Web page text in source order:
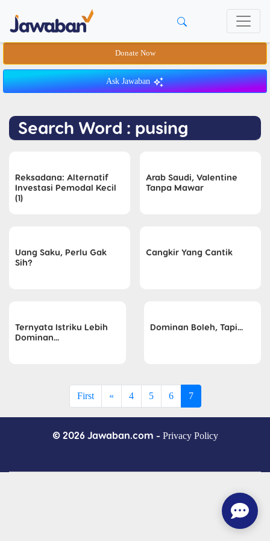
Donate Now
Ask Jawaban
Search Word : pusing
Reksadana: Alternatif
Investasi Pemodal Kecil
(1)
Arab Saudi, Valentine
Tanpa Mawar
Uang Saku, Perlu Gak
Sih?
Cangkir Yang Cantik
Ternyata Istriku Lebih
Dominan...
Dominan Boleh, Tapi...
First « 4 5 6 7
© 2026 Jawaban.com - Privacy Policy